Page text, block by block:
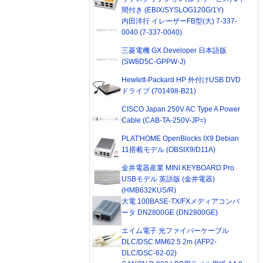
間付き (EBIX/SYSLOG120G/1Y)
内田洋行 イレーザーFB型(大) 7-337-
0040 (7-337-0040)
三菱電機 GX Developer 日本語版
(SW8D5C-GPPW-J)
Hewlett-Packard HP 外付けUSB DVD
ドライブ (701498-B21)
CISCO Japan 250V AC Type A Power
Cable (CAB-TA-250V-JP=)
PLAT'HOME OpenBlocks IX9 Debian
11搭載モデル (OBSIX9/D11A)
金井電器産業 MINI KEYBOARD Pro
USBモデル 英語版 (金井電器)
(HMB632KUS/R)
大電 100BASE-TX/FXメディアコンバ
ータ DN2800GE (DN2800GE)
エイム電子 光ファイバーケーブル
DLC/DSC MM62.5 2m (AFP2-
DLC/DSC-62-02)